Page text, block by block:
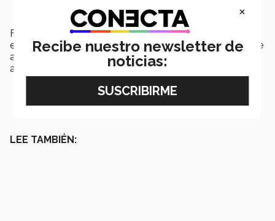
Finalmente, Daniela compartió, a todos los interesados
en participar en competencias de matemáticas, que
aunque al principio pueda parecer una obligación, es
algo que vale mucho la pena.
LEE TAMBIÉN:
×
Recibe nuestro newsletter de
noticias: